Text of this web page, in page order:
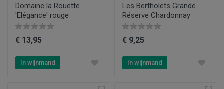
Domaine la Rouette
'Elégance' rouge
€ 13,95
In wijnmand
Les Bertholets Grande
Réserve Chardonnay
€ 9,25
In wijnmand